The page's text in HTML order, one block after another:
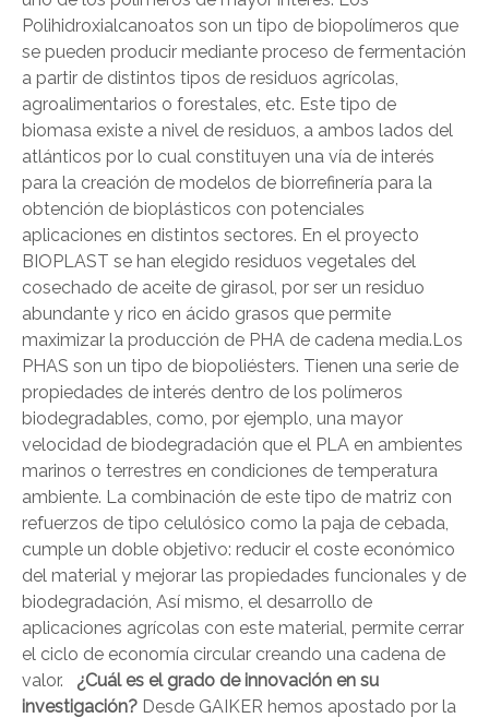
Polihidroxialcanoatos son un tipo de biopolímeros que
se pueden producir mediante proceso de fermentación
a partir de distintos tipos de residuos agrícolas,
agroalimentarios o forestales, etc. Este tipo de
biomasa existe a nivel de residuos, a ambos lados del
atlánticos por lo cual constituyen una vía de interés
para la creación de modelos de biorrefinería para la
obtención de bioplásticos con potenciales
aplicaciones en distintos sectores. En el proyecto
BIOPLAST se han elegido residuos vegetales del
cosechado de aceite de girasol, por ser un residuo
abundante y rico en ácido grasos que permite
maximizar la producción de PHA de cadena media.Los
PHAS son un tipo de biopoliésters. Tienen una serie de
propiedades de interés dentro de los polímeros
biodegradables, como, por ejemplo, una mayor
velocidad de biodegradación que el PLA en ambientes
marinos o terrestres en condiciones de temperatura
ambiente. La combinación de este tipo de matriz con
refuerzos de tipo celulósico como la paja de cebada,
cumple un doble objetivo: reducir el coste económico
del material y mejorar las propiedades funcionales y de
biodegradación, Así mismo, el desarrollo de
aplicaciones agrícolas con este material, permite cerrar
el ciclo de economía circular creando una cadena de
valor. ¿Cuál es el grado de innovación en su
investigación? Desde GAIKER hemos apostado por la